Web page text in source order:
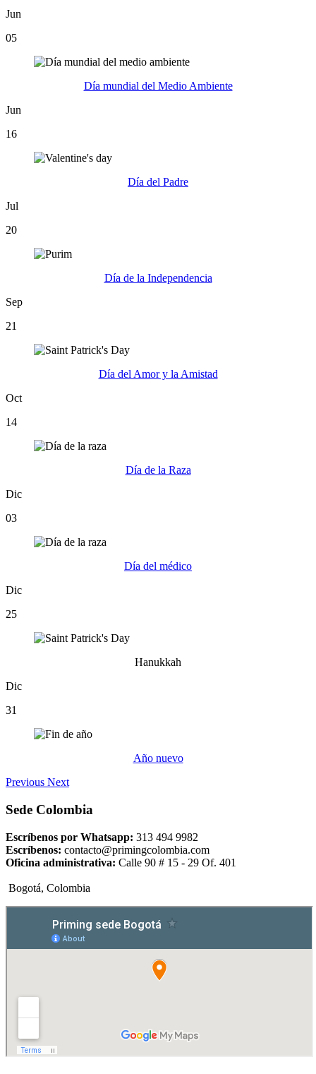
Jun
05
Día mundial del Medio Ambiente
Jun
16
Día del Padre
Jul
20
Día de la Independencia
Sep
21
Día del Amor y la Amistad
Oct
14
Día de la Raza
Dic
03
Día del médico
Dic
25
Hanukkah
Dic
31
Año nuevo
Previous Next
Sede Colombia
Escríbenos por Whatsapp: 313 494 9982
Escríbenos: contacto@primingcolombia.com
Oficina administrativa: Calle 90 # 15 - 29 Of. 401
Bogotá, Colombia